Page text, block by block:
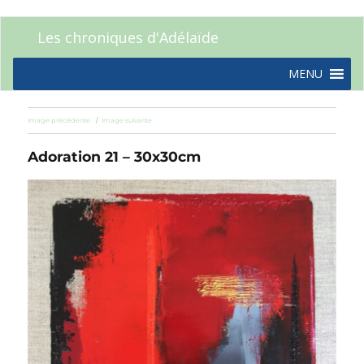
Les chroniques d'Adélaïde
MENU
Image précédente Image suivante
Adoration 21 – 30x30cm